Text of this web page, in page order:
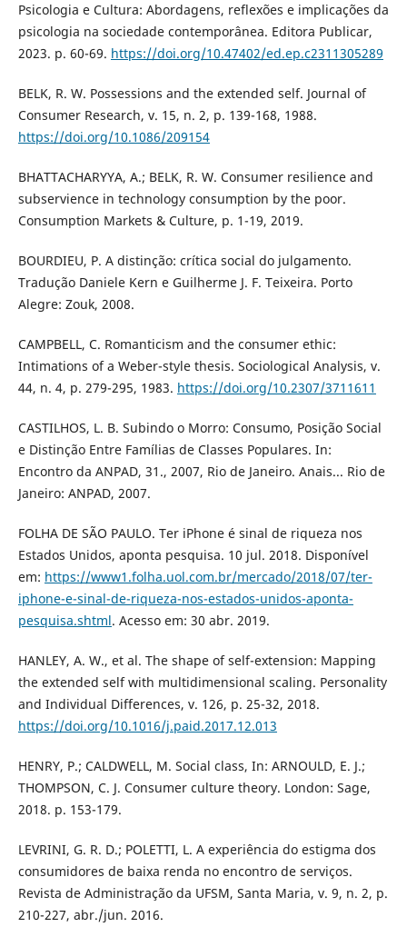
Psicologia e Cultura: Abordagens, reflexões e implicações da
psicologia na sociedade contemporânea. Editora Publicar,
2023. p. 60-69. https://doi.org/10.47402/ed.ep.c2311305289
BELK, R. W. Possessions and the extended self. Journal of
Consumer Research, v. 15, n. 2, p. 139-168, 1988.
https://doi.org/10.1086/209154
BHATTACHARYYA, A.; BELK, R. W. Consumer resilience and
subservience in technology consumption by the poor.
Consumption Markets & Culture, p. 1-19, 2019.
BOURDIEU, P. A distinção: crítica social do julgamento.
Tradução Daniele Kern e Guilherme J. F. Teixeira. Porto
Alegre: Zouk, 2008.
CAMPBELL, C. Romanticism and the consumer ethic:
Intimations of a Weber-style thesis. Sociological Analysis, v.
44, n. 4, p. 279-295, 1983. https://doi.org/10.2307/3711611
CASTILHOS, L. B. Subindo o Morro: Consumo, Posição Social
e Distinção Entre Famílias de Classes Populares. In:
Encontro da ANPAD, 31., 2007, Rio de Janeiro. Anais... Rio de
Janeiro: ANPAD, 2007.
FOLHA DE SÃO PAULO. Ter iPhone é sinal de riqueza nos
Estados Unidos, aponta pesquisa. 10 jul. 2018. Disponível
em: https://www1.folha.uol.com.br/mercado/2018/07/ter-
iphone-e-sinal-de-riqueza-nos-estados-unidos-aponta-
pesquisa.shtml. Acesso em: 30 abr. 2019.
HANLEY, A. W., et al. The shape of self-extension: Mapping
the extended self with multidimensional scaling. Personality
and Individual Differences, v. 126, p. 25-32, 2018.
https://doi.org/10.1016/j.paid.2017.12.013
HENRY, P.; CALDWELL, M. Social class, In: ARNOULD, E. J.;
THOMPSON, C. J. Consumer culture theory. London: Sage,
2018. p. 153-179.
LEVRINI, G. R. D.; POLETTI, L. A experiência do estigma dos
consumidores de baixa renda no encontro de serviços.
Revista de Administração da UFSM, Santa Maria, v. 9, n. 2, p.
210-227, abr./jun. 2016.